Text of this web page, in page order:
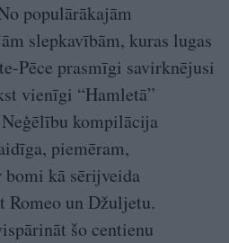
populārākajām
slepkavībām, kuras lugas
Pēce prasmīgi savirknējusi
vienīgi “Hamletā”
kompilācija
piemēram,
kā sērijveida
Romeo un Džuljetu.
šo centienu